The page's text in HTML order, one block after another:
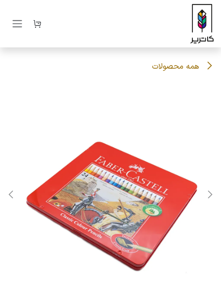
صرف نظر و مشاهده محتوا
همه محصولات